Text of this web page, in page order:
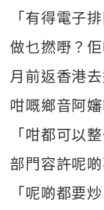
「有得電子
做乜撚嘢？
月前返香港
咁嘅鄉音阿
「咁都可以
部門容許呢
「呢啲都要